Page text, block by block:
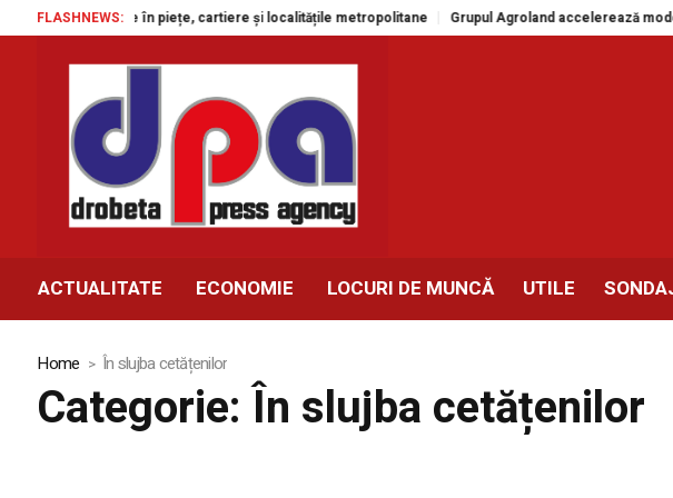
FLASHNEWS:
gratuite în piețe, cartiere și localitățile metropolitane Grupul Agroland accelerează
ACTUALITATE ECONOMIE LOCURI DE MUNCĂ UTILE
Home În slujba cetățenilor
Categorie:În slujba cetățenilor